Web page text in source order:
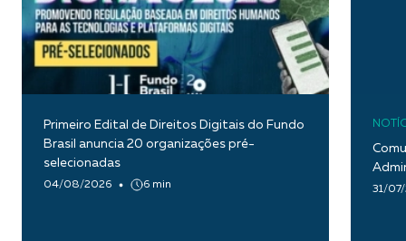
Primeiro Edital de Direitos Digitais do Fundo
Brasil anuncia 20 organizações pré-
selecionadas
04/08/2026 6 min 31/